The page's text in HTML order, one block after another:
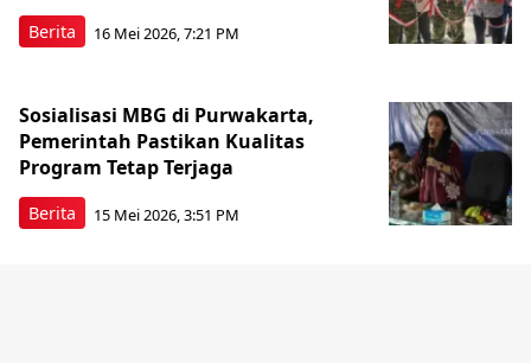
Berita 16 Mei 2026, 7:21 PM
Berita
Sosialisasi MBG di Purwakarta,
Pemerintah Pastikan Kualitas
Program Tetap Terjaga
15 Mei 2026, 3:51 PM